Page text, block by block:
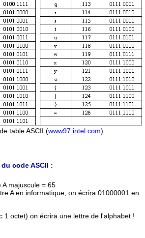
table ASCII (www97.intel.com)
code ASCII :
A majuscule = 65
A en informatique, on écrira 01000001 en
1 octet) on écrira une lettre de l'alphabet !